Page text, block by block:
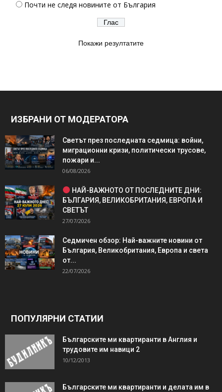
Почти не следя новините от България
Покажи резултатите
ИЗБРАНИ ОТ МОДЕРАТОРА
Светът през последната седмица: войни,
миграционни кризи, политически трусове,
пожари и...
06/08/2026
НАЙ-ВАЖНОТО ОТ ПОСЛЕДНИТЕ ДНИ:
БЪЛГАРИЯ, ВЕЛИКОБРИТАНИЯ, ЕВРОПА И
СВЕТЪТ
27/07/2026
Седмичен обзор: Най-важните новини от
България, Великобритания, Европа и света
от...
22/07/2026
ПОПУЛЯРНИ СТАТИИ
Българските ми квартиранти в Англия и
трудовите им навици 2
10/12/2013
Българските ми квартиранти и делата им в